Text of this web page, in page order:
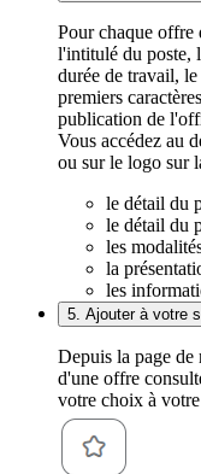
Pour chaque offre
l'intitulé du poste,
durée de travail,
premiers
publication de
Vous accédez au
ou sur le logo sur
le détail du
le détail du
les
la
les
5. Ajouter à votre
Depuis la page de
d'une offre
votre choix à